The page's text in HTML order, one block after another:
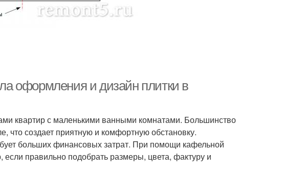
оформления и дизайн плитки в
квартир с маленькими ванными комнатами. Большинство
что создает приятную и комфортную обстановку.
больших финансовых затрат. При помощи кафельной
правильно подобрать размеры, цвета, фактуру и